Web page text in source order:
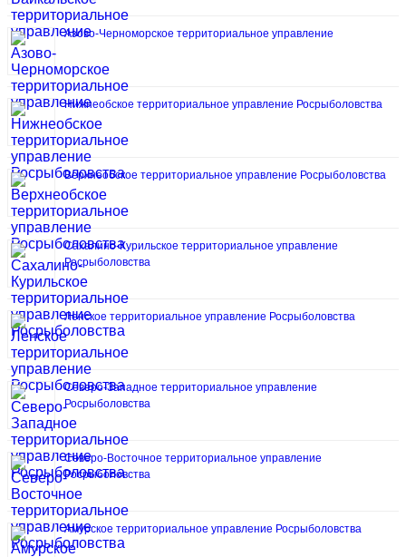
Азово-Черноморское территориальное управление
Нижнеобское территориальное управление Росрыболовства
Верхнеобское территориальное управление Росрыболовства
Сахалино-Курильское территориальное управление
Росрыболовства
Ленское территориальное управление Росрыболовства
Северо-Западное территориальное управление
Росрыболовства
Северо-Восточное территориальное управление
Росрыболовства
Амурское территориальное управление Росрыболовства